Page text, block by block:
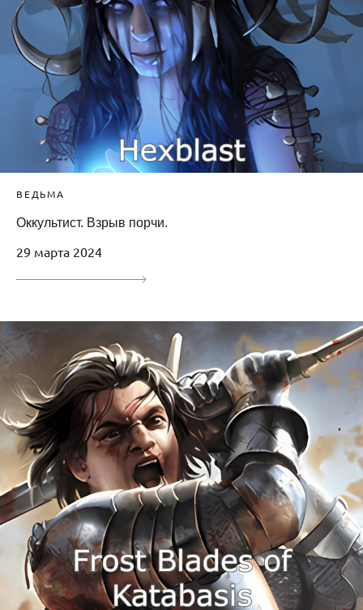
ВЕДЬМА
Оккультист. Взрыв порчи.
29 марта 2024